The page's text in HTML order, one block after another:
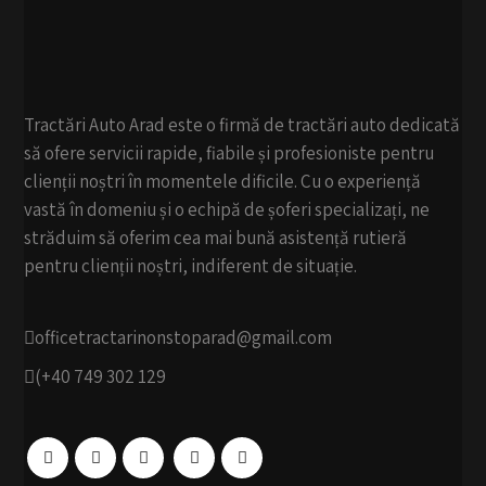
Tractări Auto Arad este o firmă de tractări auto dedicată
să ofere servicii rapide, fiabile și profesioniste pentru
clienții noștri în momentele dificile. Cu o experiență
vastă în domeniu și o echipă de șoferi specializați, ne
străduim să oferim cea mai bună asistență rutieră
pentru clienții noștri, indiferent de situație.
officetractarinonstoparad@gmail.com
(+40 749 302 129